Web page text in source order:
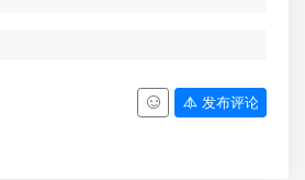
发布评论